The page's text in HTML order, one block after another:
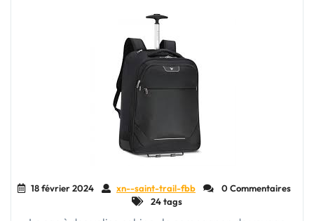
18 février 2024 xn--saint-trail-fbb
0 Commentaires
24 tags